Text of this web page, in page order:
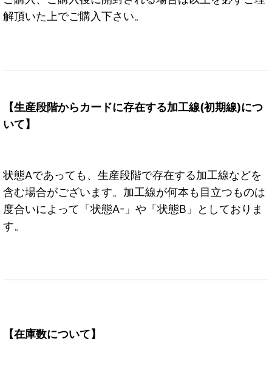
解頂いた上でご購入下さい。
【生産段階からカードに存在する加工線(初期線)につ
いて】
状態Aであっても、生産段階で存在する加工線などを
含む場合がございます。加工線が何本も目立つものは
度合いによって「状態A-」や「状態B」としておりま
す。
【在庫数について】